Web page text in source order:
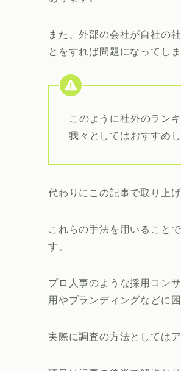
また、外部の会社が自社の
とをすれば問題になってしま
このように社外のラン
我々としてはおすすめ
代わりにこの記事で取り上
これらの手法を用いること
す。
プロ人事のような採用コン
用やブランディングなどに
実際に調査の方法としては